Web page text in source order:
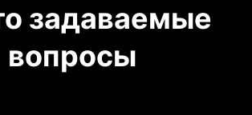
задаваемые
вопросы